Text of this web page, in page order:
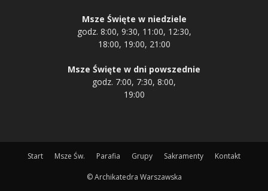
Msze Święte w niedziele
godz. 8:00, 9:30, 11:00, 12:30,
18:00, 19:00, 21:00
Msze Święte w dni powszednie
godz. 7:00, 7:30, 8:00,
19:00
Start Msze Św. Parafia Grupy Sakramenty Kontakt
© Archikatedra Warszawska